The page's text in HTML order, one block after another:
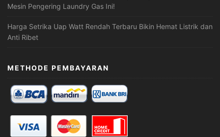
Mesin Pengering Laundry Gas Ini!
Harga Setrika Uap Watt Rendah Terbaru Bikin Hemat Listrik dan
Anti Ribet
METHODE PEMBAYARAN